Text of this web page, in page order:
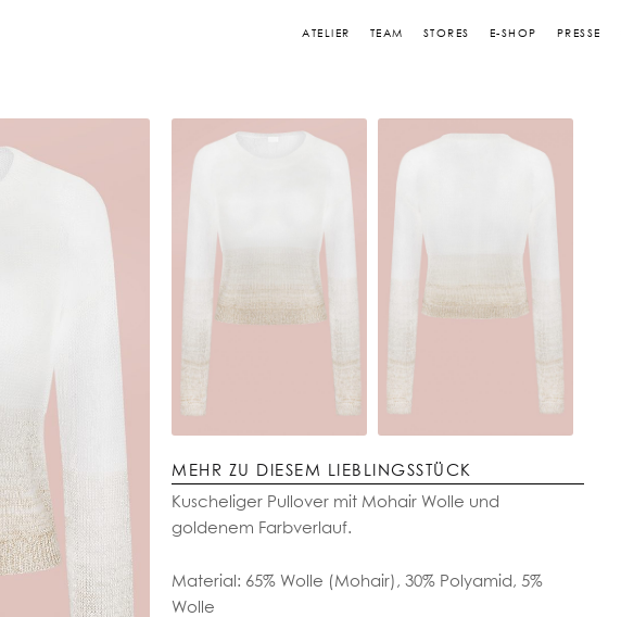
ATELIER TEAM STORES E-SHOP PRESSE
MEHR ZU DIESEM LIEBLINGSSTÜCK
Kuscheliger Pullover mit Mohair Wolle und
goldenem Farbverlauf.
Material: 65% Wolle (Mohair), 30% Polyamid, 5%
Wolle